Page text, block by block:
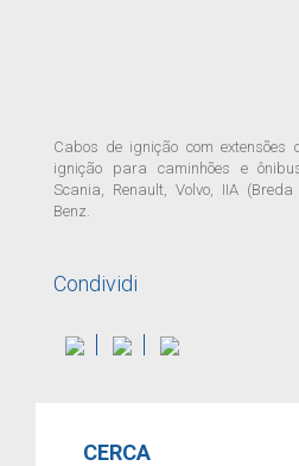
Cabos de ignição com extensões
ignição para caminhões e
Scania, Renault, Volvo, IIA
Benz.
Condividi
CERCA